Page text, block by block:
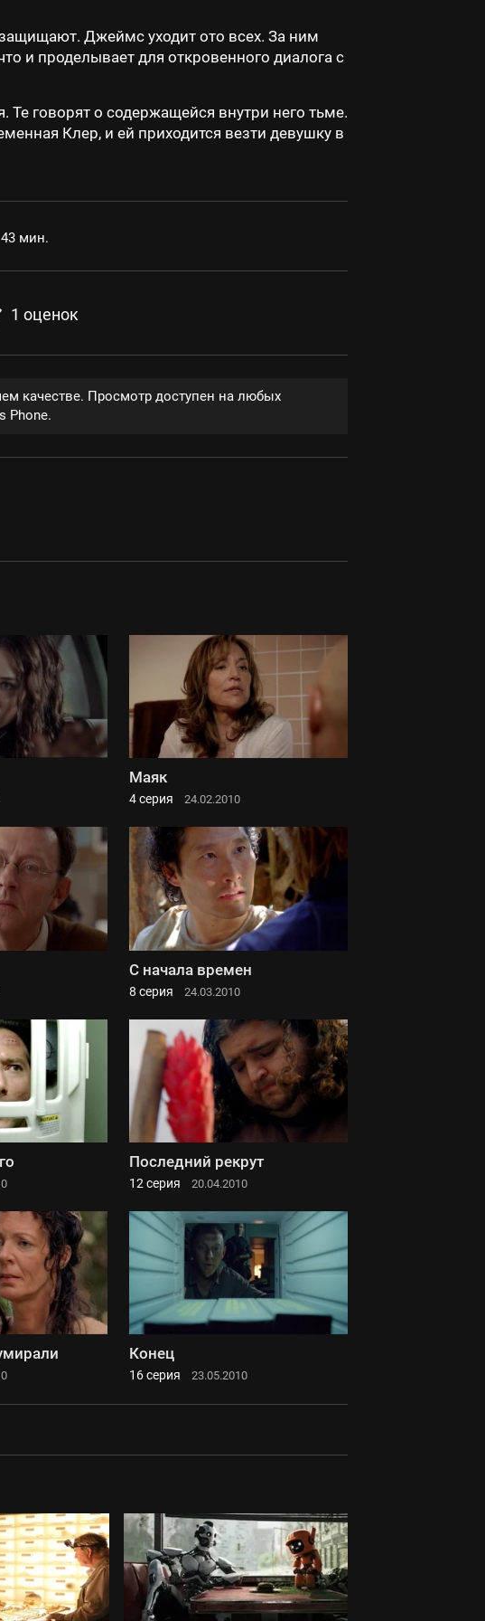
Джеймс уходит ото всех. За ним
и проделывает для откровенного диалога с
Те говорят о содержащейся внутри него тьме.
Клер, и ей приходится везти девушку в
43 мин.
1 оценок
качестве. Просмотр доступен на любых
Phone.
Маяк
4 серия 24.02.2010
С начала времен
8 серия 24.03.2010
Последний рекрут
12 серия 20.04.2010
Конец
16 серия 23.05.2010